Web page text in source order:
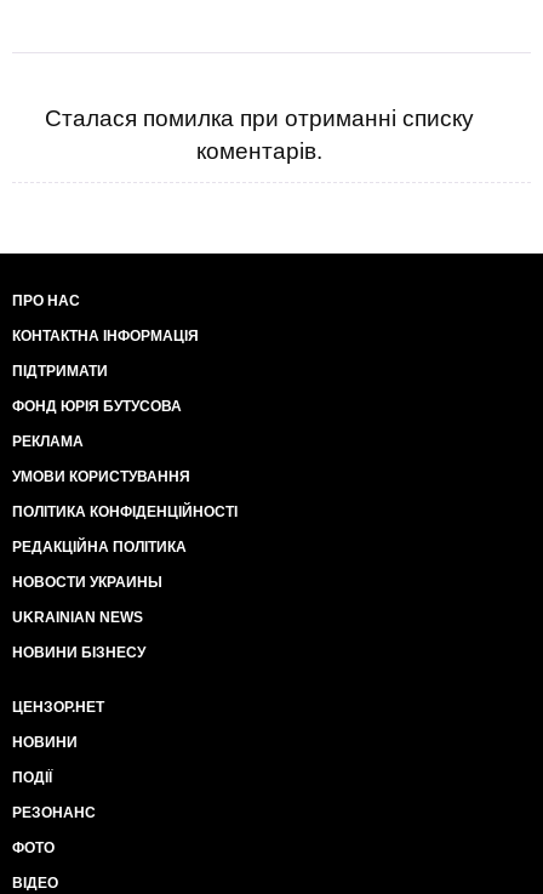
Сталася помилка при отриманні списку
коментарів.
ПРО НАС
КОНТАКТНА ІНФОРМАЦІЯ
ПІДТРИМАТИ
ФОНД ЮРІЯ БУТУСОВА
РЕКЛАМА
УМОВИ КОРИСТУВАННЯ
ПОЛІТИКА КОНФІДЕНЦІЙНОСТІ
РЕДАКЦІЙНА ПОЛІТИКА
НОВОСТИ УКРАИНЫ
UKRAINIAN NEWS
НОВИНИ БІЗНЕСУ
ЦЕНЗОР.НЕТ
НОВИНИ
ПОДІЇ
РЕЗОНАНС
ФОТО
ВІДЕО